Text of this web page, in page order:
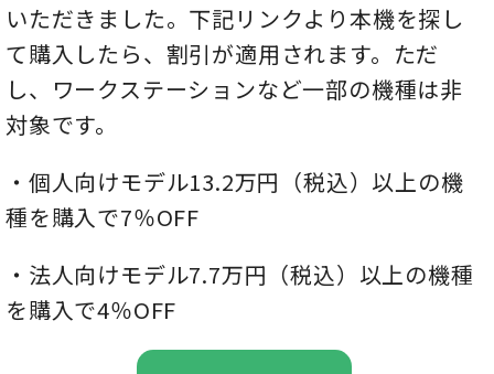
いただきました。下記リンクより本機を探し
て購入したら、割引が適用されます。ただ
し、ワークステーションなど一部の機種は非
対象です。
・個人向けモデル13.2万円（税込）以上の機
種を購入で7％OFF
・法人向けモデル7.7万円（税込）以上の機種
を購入で4％OFF